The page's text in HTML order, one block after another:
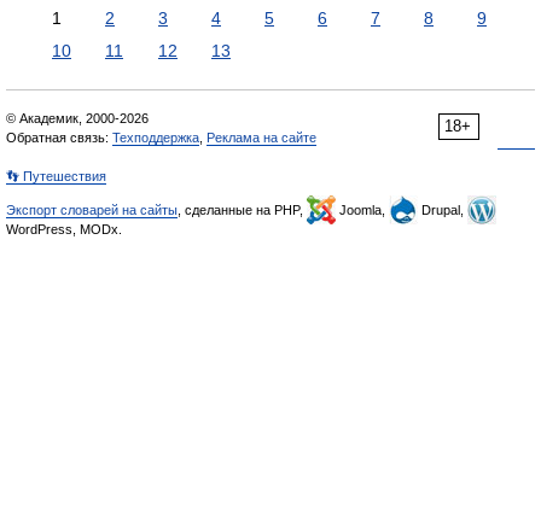
1 2 3 4 5 6 7 8
9
10
11 12 13
18+
© Академик, 2000-2026
Обратная связь: Техподдержка Реклама на сайте
👣 Путешествия
Экспорт словарей на сайты , сделанные на PHP, Joomla,
Drupal,
WordPress, MODx.